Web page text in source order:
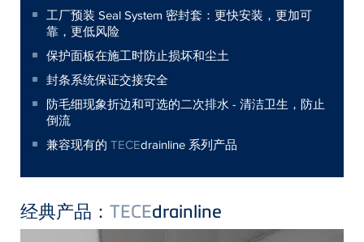
工厂预装 Seal System 密封套：更快安装，更加可
靠，更低风险
保护面板在施工时防止损坏和尘土
封条系统保证交接安全
防毛细现象折边和可选的二次排水 - 清洁卫生，防止
倒流
兼容现有的 TECEdrainline 系列产品
经典产品： TECEdrainline